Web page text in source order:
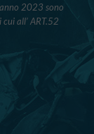
2023 sono
all’ ART.52